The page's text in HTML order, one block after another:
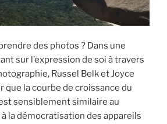
des photos ? Dans une
sur l’expression de soi à travers
Russel Belk et Joyce
que la courbe de croissance du
sensiblement similaire au
la démocratisation des appareils